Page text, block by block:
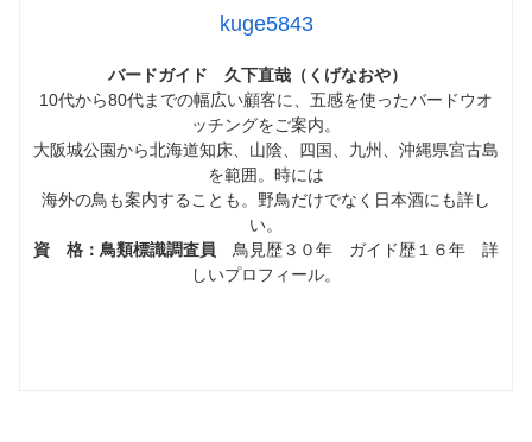
kuge5843
バードガイド 久下直哉（くげなおや）
10代から80代までの幅広い顧客に、五感を使ったバードウオ
ッチングをご案内。
大阪城公園から北海道知床、山陰、四国、九州、沖縄県宮古島
を範囲。時には
海外の鳥も案内することも。野鳥だけでなく日本酒にも詳し
い。
資 格：鳥類標識調査員 鳥見歴３０年 ガイド歴１６年 詳
しいプロフィール。